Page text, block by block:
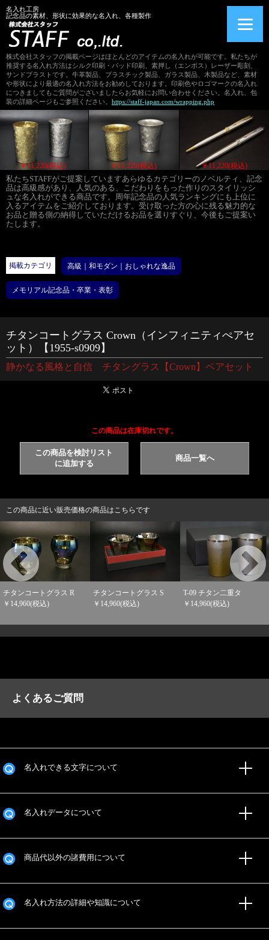
名入れ工房
記念品の素材、形状に効果的な名入れ、各種製作
株式会社スタッフの掲載ページはほとんどのアイテムの名入れが可能です。私たちが
推奨する名入れ方法はシルク印刷・パッド印刷、素押し（エンボス）レーザー彫刻、
サンドブラストです。牛革製品、プラスチック製品、ガラス製品、木製品など、素材
や形状により最適の名入れ方法をお勧めしております。印刷色やロゴマークの名入れ
につきましてもご質問がございましたらお気軽にお問い合わせください。名入れ、包
装の詳細ページもご参照ください。 https://staff-japan.com/wrapping.php
￥11,220(税込) ￥11,220(税込) ￥11,220(税
私たちSTAFFがご提案していますあらゆるカテゴリーのノベルティ、記念
品は高級感があり、人気のある、こだわりをもった作りのスタイリッシ
ュな名入れができる商品です。周年記念品の人気ランキングにも上位に
入るアイテムをご紹介しております。受け取った方の心に残る魅力的な
お品と贈る側の納得していただけるお品を選りすぐり、今後もご提案い
たします。
掲載カテゴリ 高級｜和モダン｜おしゃれな逸品
メモリアル記念品・卒業・表彰
チタンコートグラス Crown（インフィニティぺアセ
ット）【1955-s0909】
静かなる風格と自信 チタングラス【Crown】ペアセット
この商品は在庫切れです。
この商品を検討リスト
に追加する
商品一覧へ
この商品に近い販売価格の商品はこちらです
チタンコートグラス R
￥14,960(税込)
チタンコートグラス S
￥14,960(税込)
T-09 チタン二重タ
￥14,960(税込)
よくあるご質問
名入れできる文字について
名入れデータについて
商品代以外の諸費用について
名入れ方法の詳細や知識について